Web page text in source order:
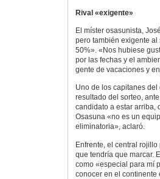
Rival «exigente»
El míster osasunista,
pero también exigente
50%». «Nos hubiese
por las fechas y el
gente de vacaciones y
Uno de los capitanes
resultado del sorteo,
candidato a estar arriba,
Osasuna «no es un
eliminatoria», aclaró.
Enfrente, el central
que tendría que marcar.
como «especial para mí
conocer en el continente